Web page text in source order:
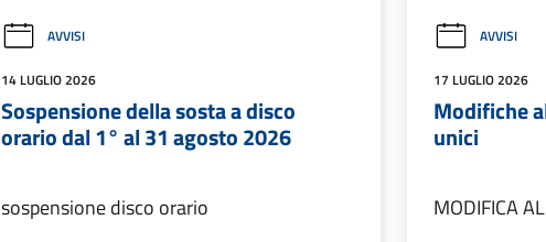
AVVISI
14 LUGLIO 2026
Sospensione della sosta a disco
orario dal 1° al 31 agosto 2026
sospensione disco orario
AVVISI
17 LUGLIO 2026
Modifiche
unici
MODIFICA